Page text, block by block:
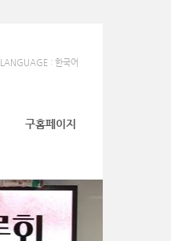
LANGUAGE : 한국어
구홈페이지